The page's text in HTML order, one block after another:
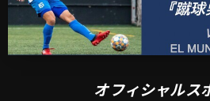
オフィシャルス